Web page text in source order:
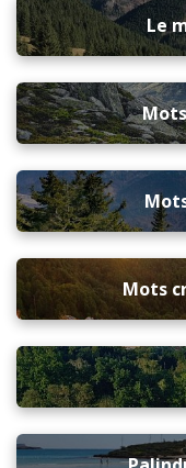
Le
Mots